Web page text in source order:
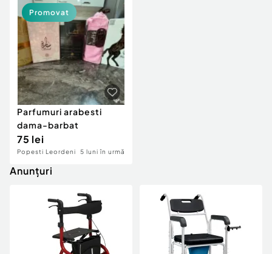
Servicii
Animale de companie
Afaceri și echipamente profesionale
Inchiriere Bunuri si Vehicule
Utilaje agricole si industriale
Piese auto si accesorii
Dacia Duster
Parfumuri arabesti
dama-barbat
75 lei
Popesti Leordeni 5 luni în urmă
Promovat
Anunțuri